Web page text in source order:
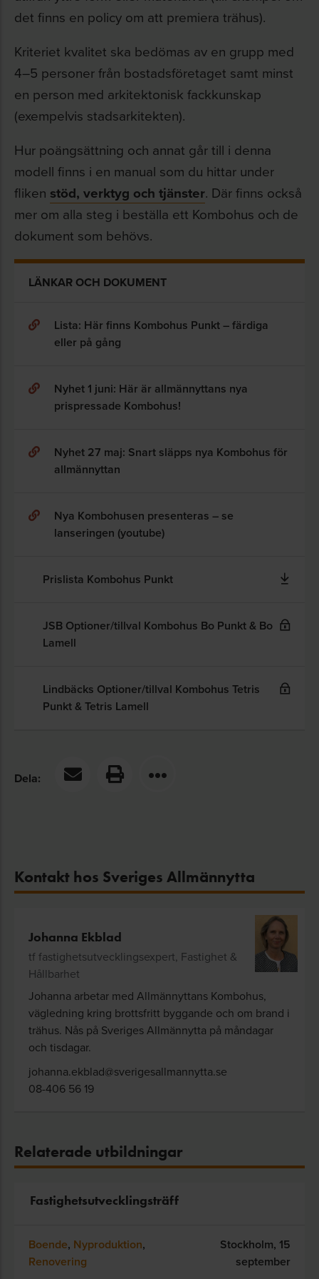
det finns en policy om att premiera trähus).
Kriteriet kvalitet ska bedömas av en grupp med
4–5 personer från bostadsföretaget samt minst
en person med arkitektonisk fackkunskap
(exempelvis stadsarkitekten).
Hur poängsättning och annat går till i denna
modell finns i en manual som du hittar under
fliken stöd, verktyg och tjänster. Där finns också
mer om alla steg i beställa ett Kombohus och de
dokument som behövs.
LÄNKAR OCH DOKUMENT
Lista: Här finns Kombohus Punkt – färdiga
eller på gång
Nyhet 1 juni: Här är allmännyttans nya
prispressade Kombohus!
Nyhet 27 maj: Snart släpps nya Kombohus för
allmännyttan
Nya Kombohusen presenteras – se
lanseringen (youtube)
Prislista Kombohus Punkt
JSB Optioner/tillval Kombohus Bo Punkt & Bo
Lamell
Lindbäcks Optioner/tillval Kombohus Tetris
Punkt & Tetris Lamell
Dela:
Kontakt hos Sveriges Allmännytta
Johanna Ekblad
tf fastighetsutvecklingsexpert, Fastighet &
Hållbarhet
Johanna arbetar med Allmännyttans Kombohus,
vägledning kring brottsfritt byggande och om brand i
trähus. Nås på Sveriges Allmännytta på måndagar
och tisdagar.
johanna.ekblad@sverigesallmannytta.se
08-406 56 19
Relaterade utbildningar
Fastighetsutvecklingsträff
Boende, Nyproduktion,
Renovering
Stockholm, 15
september